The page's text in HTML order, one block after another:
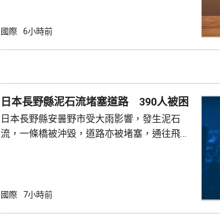
別，但仍透過未能被監控的方式，支持阿拉伯
中。
國際 6小時前
日本長野縣泥石流堵塞道路 390人被困
日本長野縣安曇野市受大雨影響，發生泥石
流，一條橋被沖毀，道路亦被堵塞，通往飛驒
快開闢出安全的下山通道。
國際 7小時前